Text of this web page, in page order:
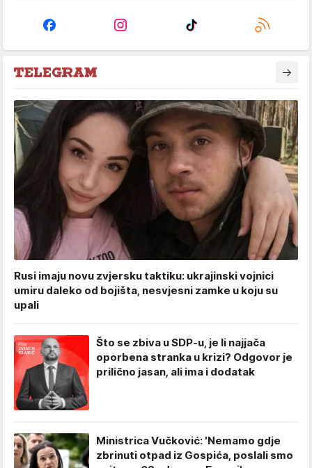
Rusi imaju novu zvjersku taktiku: ukrajinski vojnici
umiru daleko od bojišta, nesvjesni zamke u koju su
upali
Što se zbiva u SDP-u, je li najjača
oporbena stranka u krizi? Odgovor je
prilično jasan, ali ima i dodatak
Ministrica Vučković: 'Nemamo gdje
zbrinuti otpad iz Gospića, poslali smo